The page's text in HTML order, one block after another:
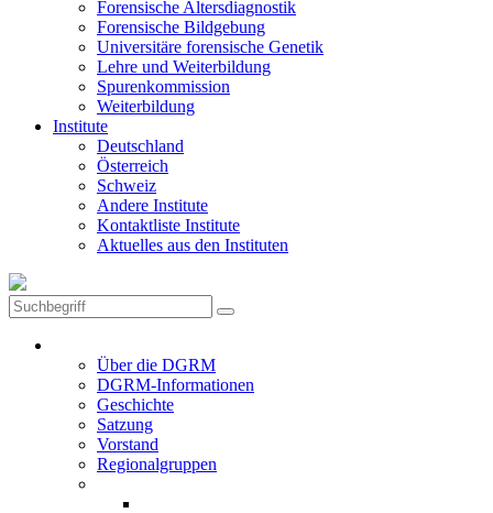
Forensische Altersdiagnostik
Forensische Bildgebung
Universitäre forensische Genetik
Lehre und Weiterbildung
Spurenkommission
Weiterbildung
Institute
Deutschland
Österreich
Schweiz
Andere Institute
Kontaktliste Institute
Aktuelles aus den Instituten
Über die DGRM
DGRM-Informationen
Geschichte
Satzung
Vorstand
Regionalgruppen